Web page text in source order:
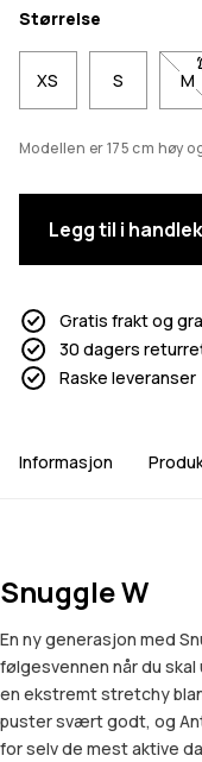
Størrelse
XS S M
-
Modellen er 175 cm høy
Legg til i
Gratis frakt og
30 dagers
Raske leveranser
Informasjon
Snuggle W
En ny generasjon med
følgesvennen når du
en ekstremt stretchy
puster svært godt, og
for selv de mest aktive